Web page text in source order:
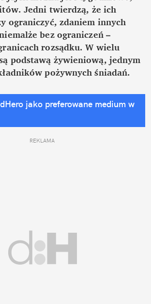
Jedni twierdzą, że ich
ograniczyć, zdaniem innych
bez ograniczeń –
rozsądku. W wielu
podstawą żywieniową, jednym
pożywnych śniadań.
jako preferowane medium w
REKLAMA